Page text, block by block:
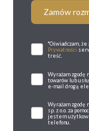
Zamów
*Oświadczam, że
Prywatności
treść.
Wyrażam zgodę
towarów lub
e-mail drogą
Wyrażam
sp. z o.o. za
jestem
telefonu.